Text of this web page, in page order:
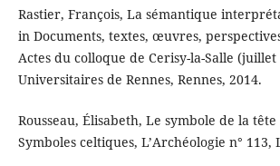
Rastier, François, La sémantique
in Documents, textes, œuvres,
Actes du colloque de Cerisy-la-Salle (juillet
Universitaires de Rennes, Rennes, 2014.
Rousseau, Élisabeth, Le symbole de la
Symboles celtiques, L’Archéologie n° 113,